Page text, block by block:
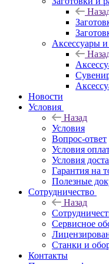
Аксессуары
Новости
Условия
Назад
Условия
Вопрос-ответ
Условия
Условия
Гарантия на
Полезные
Сотрудничество
Назад
Сервисное
Станки и
Контакты